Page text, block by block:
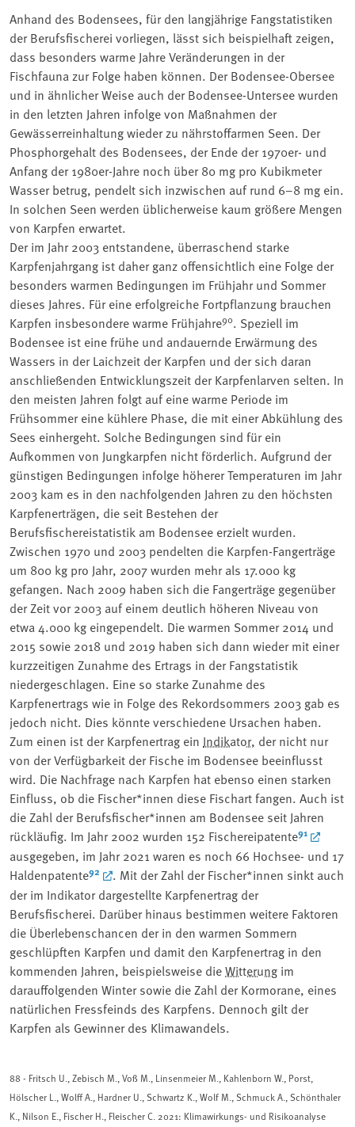
Anhand des Bodensees, für den langjährige Fangstatistiken
der Berufsfischerei vorliegen, lässt sich beispielhaft zeigen,
dass besonders warme Jahre Veränderungen in der
Fischfauna zur Folge haben können. Der Bodensee-Obersee
und in ähnlicher Weise auch der Bodensee-Untersee wurden
in den letzten Jahren infolge von Maßnahmen der
Gewässerreinhaltung wieder zu nährstoffarmen Seen. Der
Phosphorgehalt des Bodensees, der Ende der 1970er- und
Anfang der 1980er-Jahre noch über 80 mg pro Kubikmeter
Wasser betrug, pendelt sich inzwischen auf rund 6–8 mg ein.
In solchen Seen werden üblicherweise kaum größere Mengen
von Karpfen erwartet.
Der im Jahr 2003 entstandene, überraschend starke
Karpfenjahrgang ist daher ganz offensichtlich eine Folge der
besonders warmen Bedingungen im Frühjahr und Sommer
dieses Jahres. Für eine erfolgreiche Fortpflanzung brauchen
Karpfen insbesondere warme Frühjahre90. Speziell im
Bodensee ist eine frühe und andauernde Erwärmung des
Wassers in der Laichzeit der Karpfen und der sich daran
anschließenden Entwicklungszeit der Karpfenlarven selten. In
den meisten Jahren folgt auf eine warme Periode im
Frühsommer eine kühlere Phase, die mit einer Abkühlung des
Sees einhergeht. Solche Bedingungen sind für ein
Aufkommen von Jungkarpfen nicht förderlich. Aufgrund der
günstigen Bedingungen infolge höherer Temperaturen im Jahr
2003 kam es in den nachfolgenden Jahren zu den höchsten
Karpfenerträgen, die seit Bestehen der
Berufsfischereistatistik am Bodensee erzielt wurden.
Zwischen 1970 und 2003 pendelten die Karpfen-Fangerträge
um 800 kg pro Jahr, 2007 wurden mehr als 17.000 kg
gefangen. Nach 2009 haben sich die Fangerträge gegenüber
der Zeit vor 2003 auf einem deutlich höheren Niveau von
etwa 4.000 kg eingependelt. Die warmen Sommer 2014 und
2015 sowie 2018 und 2019 haben sich dann wieder mit einer
kurzzeitigen Zunahme des Ertrags in der Fangstatistik
niedergeschlagen. Eine so starke Zunahme des
Karpfenertrags wie in Folge des Rekordsommers 2003 gab es
jedoch nicht. Dies könnte verschiedene Ursachen haben.
Zum einen ist der Karpfenertrag ein Indikator, der nicht nur
von der Verfügbarkeit der Fische im Bodensee beeinflusst
wird. Die Nachfrage nach Karpfen hat ebenso einen starken
Einfluss, ob die Fischer*innen diese Fischart fangen. Auch ist
die Zahl der Berufsfischer*innen am Bodensee seit Jahren
rückläufig. Im Jahr 2002 wurden 152 Fischereipatente91
ausgegeben, im Jahr 2021 waren es noch 66 Hochsee- und 17
Haldenpatente92
. Mit der Zahl der Fischer*innen sinkt auch
der im Indikator dargestellte Karpfenertrag der
Berufsfischerei. Darüber hinaus bestimmen weitere Faktoren
die Überlebenschancen der in den warmen Sommern
geschlüpften Karpfen und damit den Karpfenertrag in den
kommenden Jahren, beispielsweise dieWitterung im
darauffolgenden Winter sowie die Zahl der Kormorane, eines
natürlichen Fressfeinds des Karpfens. Dennoch gilt der
Karpfen als Gewinner des Klimawandels.
88 - Fritsch U., Zebisch M., Voß M., Linsenmeier M., Kahlenborn W., Porst,
Hölscher L., Wolff A., Hardner U., Schwartz K., Wolf M., Schmuck A., Schönthaler
K., Nilson E., Fischer H., Fleischer C. 2021: Klimawirkungs- und Risikoanalyse